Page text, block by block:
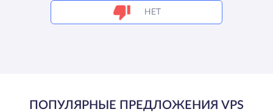
НЕТ
ПОПУЛЯРНЫЕ ПРЕДЛОЖЕНИЯ VPS